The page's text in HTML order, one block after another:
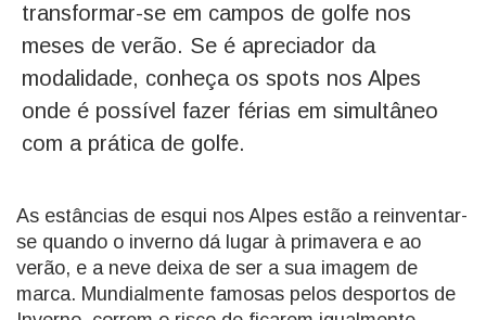
transformar-se em campos de golfe nos
meses de verão. Se é apreciador da
modalidade, conheça os spots nos Alpes
onde é possível fazer férias em simultâneo
com a prática de golfe.
As estâncias de esqui nos Alpes estão a reinventar-
se quando o inverno dá lugar à primavera e ao
verão, e a neve deixa de ser a sua imagem de
marca. Mundialmente famosas pelos desportos de